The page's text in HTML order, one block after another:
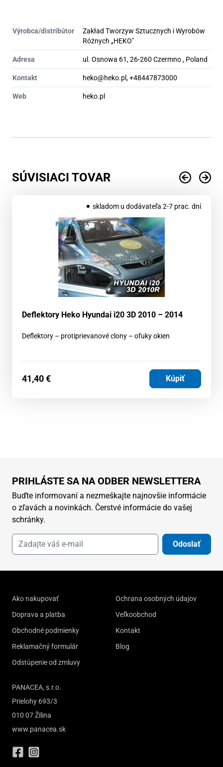
Výrobca/distribútor
Zakład Tworzyw Sztucznych i Wyrobów
Różnych „HEKO"
Adresa ul. Osnowa 61, 26-260 Czermno , Poland
Kontakt heko@heko.pl, +48447873000
Web heko.pl
SÚVISIACI TOVAR
skladom u dodávateľa 2-7 prac. dní
Deflektory Heko Hyundai i20 3D 2010 – 2014
Deflektory – protiprievanové clony – ofuky okien
41,40€ Kúpiť
PRIHLÁSTE SA NA ODBER NEWSLETTERA
Buďte informovaní a nezmeškajte najnovšie informácie
o zľavách a novinkách. Čerstvé informácie do vašej
schránky.
Odoslať
Ako nakupovať
Doprava a platba
Obchodné podmienky
Reklamačný formulár
Odstúpenie od zmluvy
Ochrana osobných údajov
Veľkoobchod
Kontakt
Blog
PANACEA, s.r.o.
Prielohy 693/3
010 07 Žilina
www.panacea.sk